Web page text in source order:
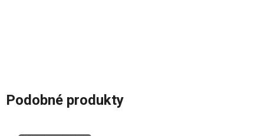
Podobné produkty